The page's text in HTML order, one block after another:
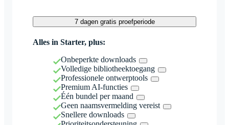
7 dagen gratis proefperiode
Alles in Starter, plus:
Onbeperkte downloads
Volledige bibliotheektoegang
Professionele ontwerptools
Premium AI-functies
Één bundel per maand
Geen naamsvermelding vereist
Snellere downloads